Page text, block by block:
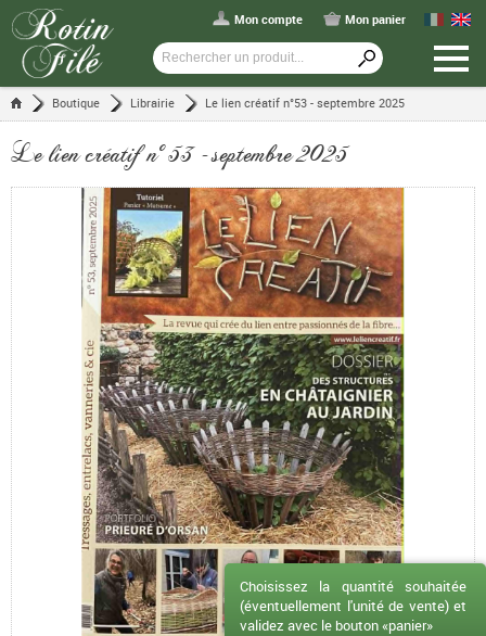
Mon compte Mon panier
Boutique Librairie Le lien créatif n°53 - septembre 2025
Le lien créatif n°53 - septembre 2025
Choisissez la quantité souhaitée
(éventuellement l'unité de vente) et
validez avec le bouton «panier»